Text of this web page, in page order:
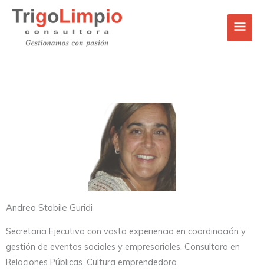
contenido
Andrea Stabile Guridi
Secretaria Ejecutiva con vasta experiencia en coordinación y
gestión de eventos sociales y empresariales. Consultora en
Relaciones Públicas. Cultura emprendedora.